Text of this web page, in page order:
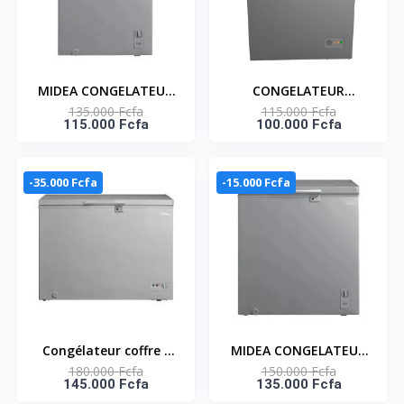
MIDEA CONGELATEUR
HORIZONTAL 143LT
GRIS - INVERTER -
135.000 Fcfa
115.000 Fcfa
CONGELATEUR
HORIZONTAL 200
LITRES -SNAS-230
115.000 Fcfa
100.000 Fcfa
-35.000 Fcfa
Congélateur coffre -
249 litres Gris
MDRC345FZG43
180.000 Fcfa
145.000 Fcfa
-15.000 Fcfa
MIDEA CONGELATEUR
HORIZONTAL 198L
INVERTER GRIS -
150.000 Fcfa
135.000 Fcfa